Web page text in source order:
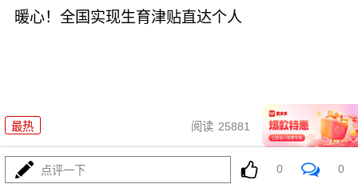
暖心！全国实现生育津贴直达个人
最热 阅读 25881 02-06
我国网民规模达11.25亿人
点评一下 0 0